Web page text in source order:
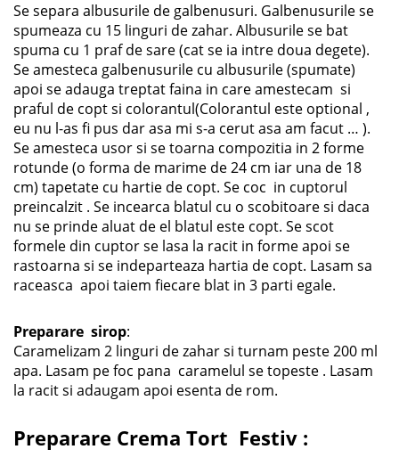
Se separa albusurile de galbenusuri. Galbenusurile se
spumeaza cu 15 linguri de zahar. Albusurile se bat
spuma cu 1 praf de sare (cat se ia intre doua degete).
Se amesteca galbenusurile cu albusurile (spumate)
apoi se adauga treptat faina in care amestecam si
praful de copt si colorantul(Colorantul este optional ,
eu nu l-as fi pus dar asa mi s-a cerut asa am facut … ).
Se amesteca usor si se toarna compozitia in 2 forme
rotunde (o forma de marime de 24 cm iar una de 18
cm) tapetate cu hartie de copt. Se coc in cuptorul
preincalzit . Se incearca blatul cu o scobitoare si daca
nu se prinde aluat de el blatul este copt. Se scot
formele din cuptor se lasa la racit in forme apoi se
rastoarna si se indeparteaza hartia de copt. Lasam sa
raceasca apoi taiem fiecare blat in 3 parti egale.
Preparare sirop:
Caramelizam 2 linguri de zahar si turnam peste 200 ml
apa. Lasam pe foc pana caramelul se topeste . Lasam
la racit si adaugam apoi esenta de rom.
Preparare Crema Tort Festiv :